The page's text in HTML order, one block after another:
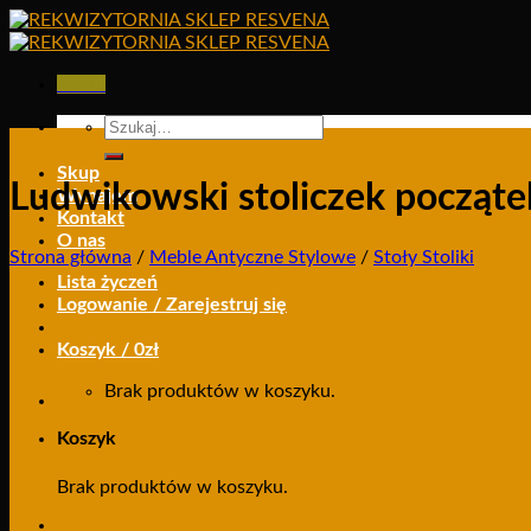
Skip
to
Szukaj:
Skup
Wynajem
Kontakt
O nas
Lista życzeń
Logowanie / Zarejestruj się
Koszyk / 0zł
Brak produktów w koszyku.
Koszyk
Brak produktów w koszyku.
Ludwikowski stoliczek
Strona główna / Meble Antyczne Stylowe / Stoły Stoliki